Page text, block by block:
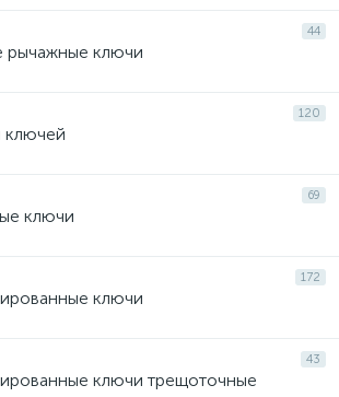
44
рычажные ключи
120
69
ключи
172
ключи
43
ключи трещоточные